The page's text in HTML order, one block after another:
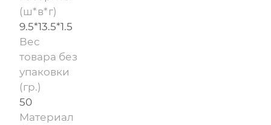
(ш*в*г)
9.5*13.5*1.5
Вес
товара без
упаковки
(гр.)
50
Материал